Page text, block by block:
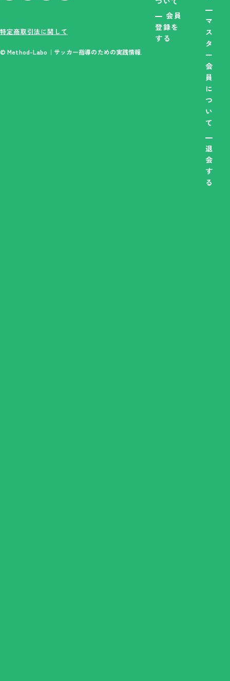
特定商取引法に関して
© Method-Labo｜サッカー指導のための実践情報.
会員
登録を
する
マ
ス
タ
ー
会
員
に
つ
い
て
退
会
す
る